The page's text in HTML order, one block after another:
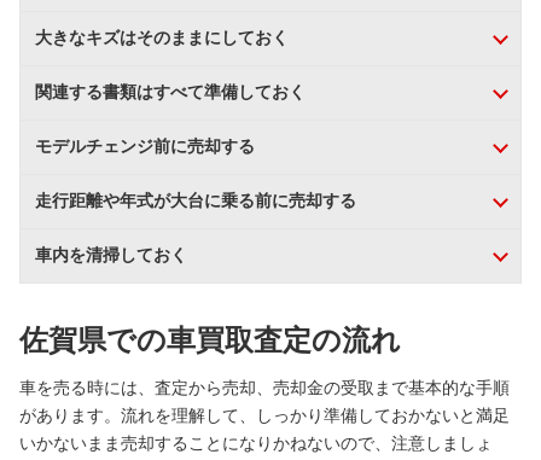
大きなキズはそのままにしておく
関連する書類はすべて準備しておく
モデルチェンジ前に売却する
走行距離や年式が大台に乗る前に売却する
車内を清掃しておく
佐賀県での車買取査定の流れ
車を売る時には、査定から売却、売却金の受取まで基本的な手順
があります。流れを理解して、しっかり準備しておかないと満足
いかないまま売却することになりかねないので、注意しましょ